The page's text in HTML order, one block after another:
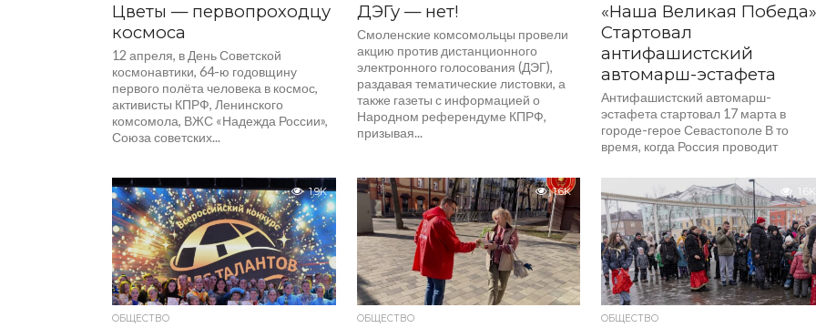
Цветы — первопроходцу
космоса
12 апреля, в День Советской
космонавтики, 64-ю годовщину
первого полёта человека в космос,
активисты КПРФ, Ленинского
комсомола, ВЖС «Надежда России»,
Союза советских...
ДЭГу — нет!
Смоленские комсомольцы провели
акцию против дистанционного
электронного голосования (ДЭГ),
раздавая тематические листовки, а
также газеты с информацией о
Народном референдуме КПРФ,
призывая...
«Наша Великая
Стартовал
антифашистский
автомарш-эстафета
Антифашистский автомарш-
эстафета стартовал 17 марта в
городе-герое Севастополе В то
время, когда Россия проводит
направленную на защиту нашей
страны...
1.9K
ОБЩЕСТВО
1.6K
ОБЩЕСТВО
1.6K
ОБЩЕСТВО